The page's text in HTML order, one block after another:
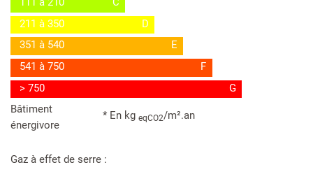
211 à 350
D
351 à 540
E
541 à 750
F
> 750
G
Bâtiment
énergivore
* En kgeqCO2/m².an
Gaz à effet de serre :